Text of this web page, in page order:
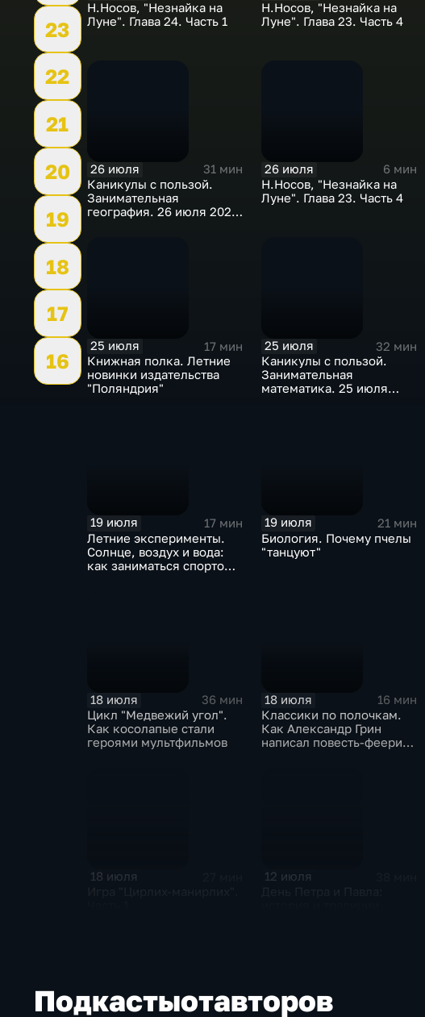
23
22
21
20
19
18
17
16
Н.Носов, "Незнайка на
Луне". Глава 24. Часть 1
Н.Носов, "Незнайка на
Луне". Глава 23. Часть 4
26 июля
31 мин
Каникулы с пользой.
Занимательная
география. 26 июля 2026
26 июля
6 мин
Н.Носов, "Незнайка на
Луне". Глава 23. Часть 4
25 июля
17 мин
Книжная полка. Летние
новинки издательства
"Поляндрия"
25 июля
32 мин
Каникулы с пользой.
Занимательная
математика. 25 июля
19 июля
17 мин
Летние эксперименты.
Солнце, воздух и вода:
как заниматься спортом
19 июля
21 мин
Биология. Почему пчелы
"танцуют"
18 июля
36 мин
Цикл "Медвежий угол".
Как косолапые стали
героями мультфильмов
18 июля
16 мин
Классики по полочкам.
Как Александр Грин
написал повесть-феерию
18 июля 12 июля
Подкастыотавторов